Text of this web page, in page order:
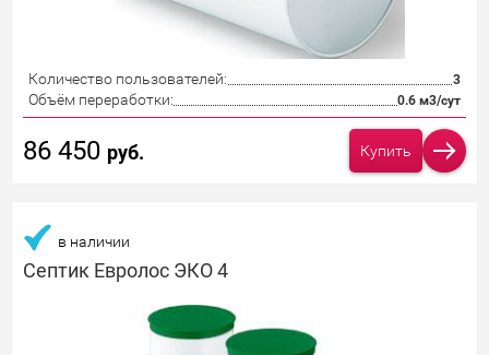
Количество пользователей: 3
Объём переработки: 0.6 м3/сут
86 450 руб. Купить
в наличии
Септик Евролос ЭКО 4